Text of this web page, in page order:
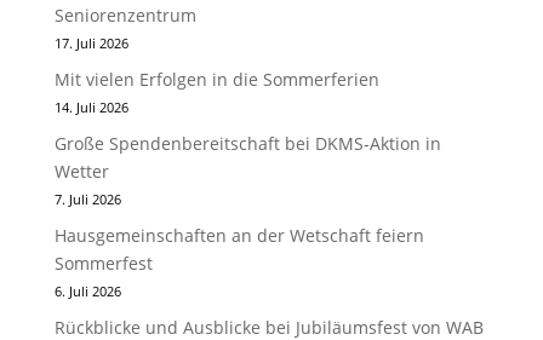
Seniorenzentrum
17. Juli 2026
Mit vielen Erfolgen in die Sommerferien
14. Juli 2026
Große Spendenbereitschaft bei DKMS-Aktion in
Wetter
7. Juli 2026
Hausgemeinschaften an der Wetschaft feiern
Sommerfest
6. Juli 2026
Rückblicke und Ausblicke bei Jubiläumsfest von WAB